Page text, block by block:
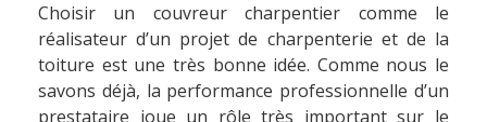
Choisir un couvreur charpentier comme le
réalisateur d’un projet de charpenterie et de la
toiture est une très bonne idée. Comme nous le
savons déjà, la performance professionnelle d’un
prestataire joue un rôle très important sur le